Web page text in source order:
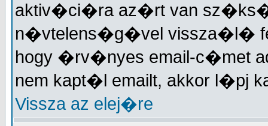
aktiv�ci�ra az�rt van
n�vtelens�g�vel vissza�l�
hogy �rv�nyes email-c�met
nem kapt�l emailt, akkor l�pj
Vissza az elej�re